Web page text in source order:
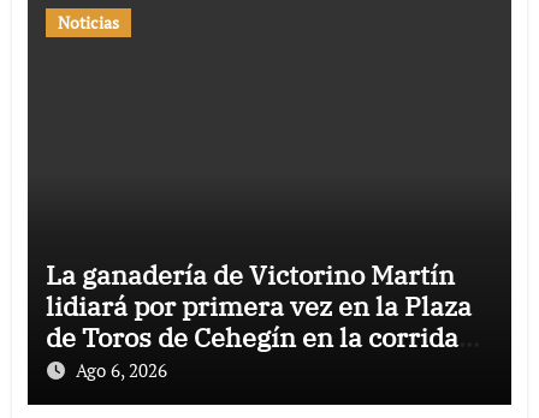
Noticias
La ganadería de Victorino Martín
lidiará por primera vez en la Plaza
de Toros de Cehegín en la corrida
conmemorativa de su 125
aniversario
Ago 6, 2026